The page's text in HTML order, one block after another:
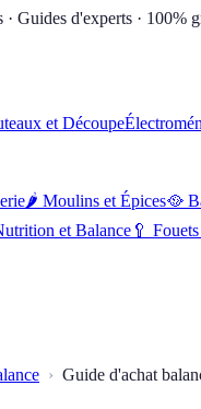
Guides d'experts · 100%
et Découpe
🌶 Moulins et Épices🥘
et Balance 🥄
Guide d'achat